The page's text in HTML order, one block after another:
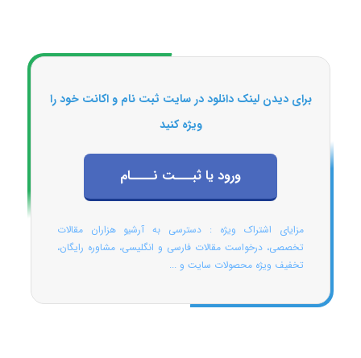
برای دیدن لینک دانلود در سایت ثبت نام و اکانت خود را
ویژه کنید
ورود یا ثبـــت نــــام
مزایای اشتراک ویژه : دسترسی به آرشیو هزاران مقالات
تخصصی، درخواست مقالات فارسی و انگلیسی، مشاوره رایگان،
تخفیف ویژه محصولات سایت و ...